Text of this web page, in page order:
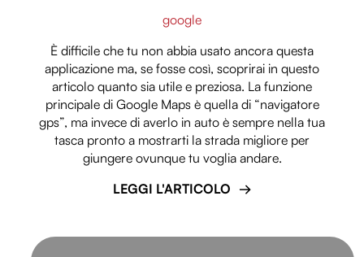
google
È difficile che tu non abbia usato ancora questa
applicazione ma, se fosse così, scoprirai in questo
articolo quanto sia utile e preziosa. La funzione
principale di Google Maps è quella di “navigatore
gps”, ma invece di averlo in auto è sempre nella tua
tasca pronto a mostrarti la strada migliore per
giungere ovunque tu voglia andare.
LEGGI L'ARTICOLO